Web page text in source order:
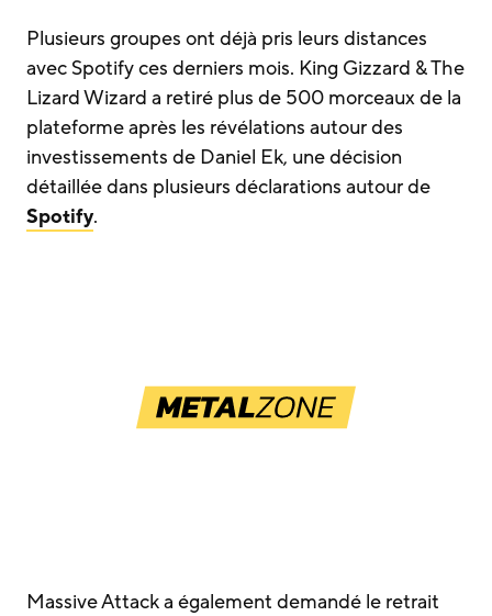
Plusieurs groupes ont déjà pris leurs distances
avec Spotify ces derniers mois. King Gizzard & The
Lizard Wizard a retiré plus de 500 morceaux de la
plateforme après les révélations autour des
investissements de Daniel Ek, une décision
détaillée dans plusieurs déclarations autour de
Spotify.
Massive Attack a également demandé le retrait